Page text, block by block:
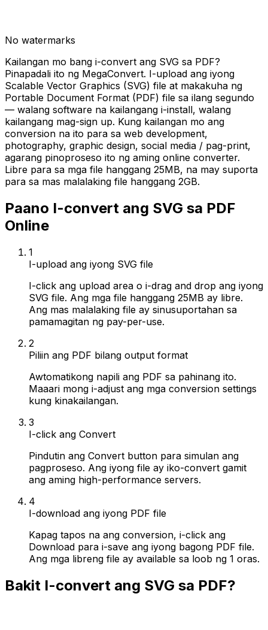
No watermarks
Kailangan mo bang i-convert ang SVG sa PDF?
Pinapadali ito ng MegaConvert. I-upload ang iyong
Scalable Vector Graphics (SVG) file at makakuha ng
Portable Document Format (PDF) file sa ilang segundo
— walang software na kailangang i-install, walang
kailangang mag-sign up. Kung kailangan mo ang
conversion na ito para sa web development,
photography, graphic design, social media / pag-print,
agarang pinoproseso ito ng aming online converter.
Libre para sa mga file hanggang 25MB, na may suporta
para sa mas malalaking file hanggang 2GB.
Paano I-convert ang SVG sa PDF
Online
1
I-upload ang iyong SVG file
I-click ang upload area o i-drag and drop ang iyong
SVG file. Ang mga file hanggang 25MB ay libre.
Ang mas malalaking file ay sinusuportahan sa
pamamagitan ng pay-per-use.
2
Piliin ang PDF bilang output format
Awtomatikong napili ang PDF sa pahinang ito.
Maaari mong i-adjust ang mga conversion settings
kung kinakailangan.
3
I-click ang Convert
Pindutin ang Convert button para simulan ang
pagproseso. Ang iyong file ay iko-convert gamit
ang aming high-performance servers.
4
I-download ang iyong PDF file
Kapag tapos na ang conversion, i-click ang
Download para i-save ang iyong bagong PDF file.
Ang mga libreng file ay available sa loob ng 1 oras.
Bakit I-convert ang SVG sa PDF?